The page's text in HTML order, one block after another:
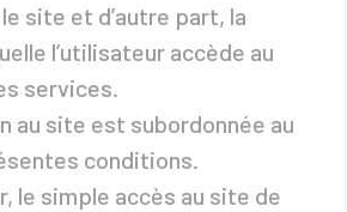
site et d’autre part, la
l’utilisateur accède au
services.
au site est subordonnée au
conditions.
le simple accès au site de